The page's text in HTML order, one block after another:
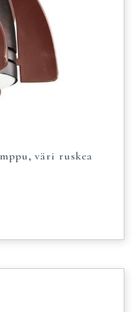
väri ruskea